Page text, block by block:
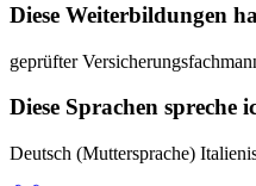
Diese Weiterbildungen
geprüfter
Diese Sprachen spreche
Deutsch (Muttersprache)